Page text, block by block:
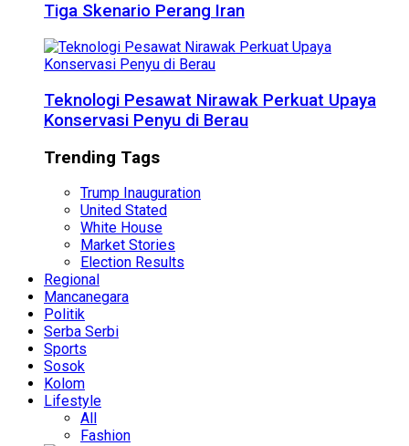
Tiga Skenario Perang Iran
Teknologi Pesawat Nirawak Perkuat Upaya
Konservasi Penyu di Berau
Trending Tags
Trump Inauguration
United Stated
White House
Market Stories
Election Results
Regional
Mancanegara
Politik
Serba Serbi
Sports
Sosok
Kolom
Lifestyle
All
Fashion